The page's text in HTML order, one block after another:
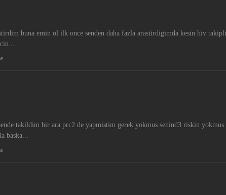
buna emin ol ilk once senden daha fazla arastirdigimda kesin hiv
takildim bir ara prc2 de yapmistim gerek yokmus senind3 riskin yokmus
baska...